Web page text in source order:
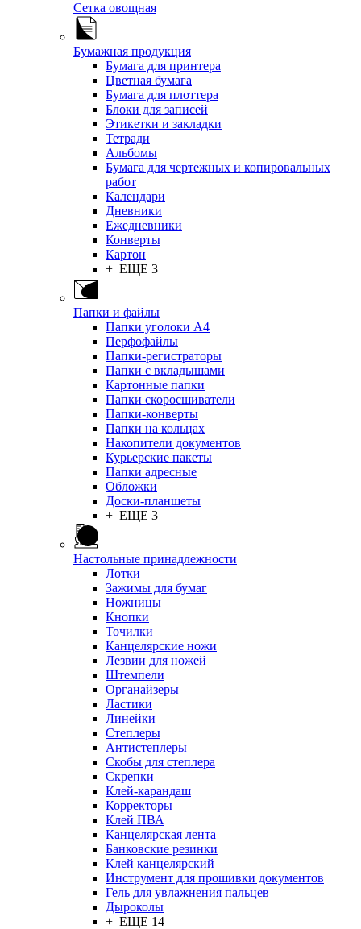
Сетка овощная
Бумажная продукция
Бумага для принтера
Цветная бумага
Бумага для плоттера
Блоки для записей
Этикетки и закладки
Тетради
Альбомы
Бумага для чертежных и копировальных
работ
Календари
Дневники
Ежедневники
Конверты
Картон
+ ЕЩЕ 3
Папки и файлы
Папки уголоки А4
Перфофайлы
Папки-регистраторы
Папки с вкладышами
Картонные папки
Папки скоросшиватели
Папки-конверты
Папки на кольцах
Накопители документов
Курьерские пакеты
Папки адресные
Обложки
Доски-планшеты
+ ЕЩЕ 3
Настольные принадлежности
Лотки
Зажимы для бумаг
Ножницы
Кнопки
Точилки
Канцелярские ножи
Лезвии для ножей
Штемпели
Органайзеры
Ластики
Линейки
Степлеры
Антистеплеры
Скобы для степлера
Скрепки
Клей-карандаш
Корректоры
Клей ПВА
Канцелярская лента
Банковские резинки
Клей канцелярский
Инструмент для прошивки документов
Гель для увлажнения пальцев
Дыроколы
+ ЕЩЕ 14